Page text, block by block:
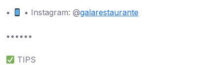
• • Instagram: @galarestaurante
••••••
TIPS